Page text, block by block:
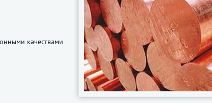
качествами